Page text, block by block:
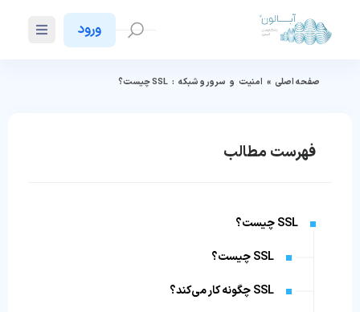
ورود
صفحه اصلی » امنیت و سرور و شبکه : SSL چیست؟
فهرست مطالب
SSL چیست؟
SSL چیست؟
SSL چگونه کار می‌کند؟